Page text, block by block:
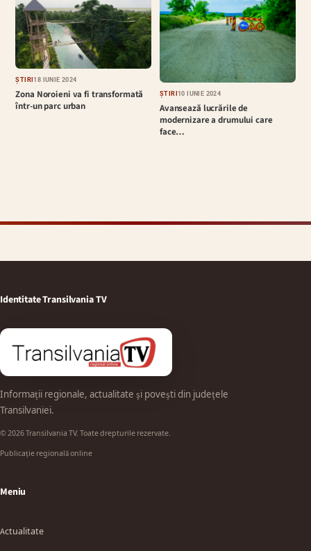
ȘTIRI18 IUNIE 2024
Zona Noroieni va fi transformată
într-un parc urban
ȘTIRI10 IUNIE 2024
Avansează lucrările de
modernizare a drumului care
face…
Identitate Transilvania TV
Informații regionale, actualitate și povești din județele
Transilvaniei.
© 2026 Transilvania TV. Toate drepturile rezervate.
Publicație regională online
Meniu
Actualitate